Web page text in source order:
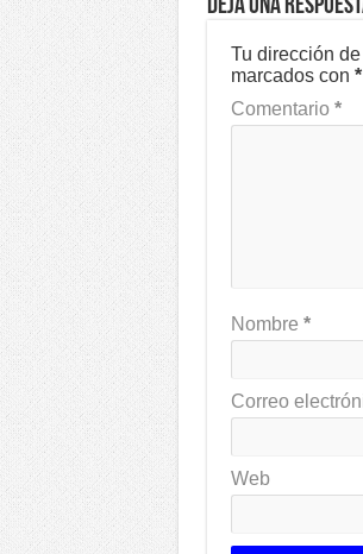
Deja una
Tu dirección
marcados con *
Comentario *
Nombre *
Correo
Web